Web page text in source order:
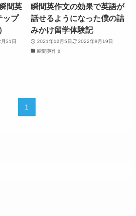
間英
ップ
31日
瞬間英作文の効果で英語が
話せるようになった僕の詰
みかけ留学体験記
2021年12月5日
2022年9月19日
瞬間英作文
1